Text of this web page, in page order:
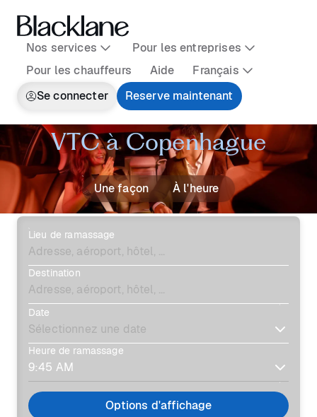
Nos services
Pour les entreprises
Pour les chauffeurs
Aide
Français
Se connecter
Reserve maintenant
VTC à Copenhague
Une façon À l'heure
Lieu de ramassage
Destination
Date
Heure de ramassage
Options d'affichage